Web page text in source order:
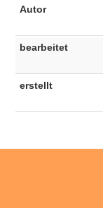
Autor
bearbeitet
erstellt